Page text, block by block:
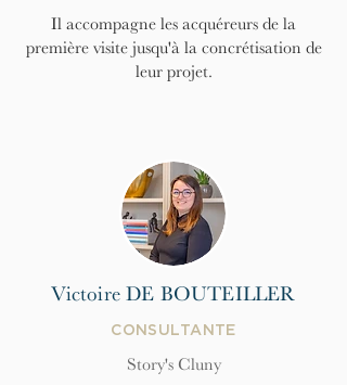
Il accompagne les acquéreurs de la
première visite jusqu'à la concrétisation de
leur projet.
Victoire DE BOUTEILLER
CONSULTANTE
Story's Cluny